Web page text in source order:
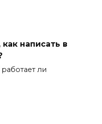
написать в
ли